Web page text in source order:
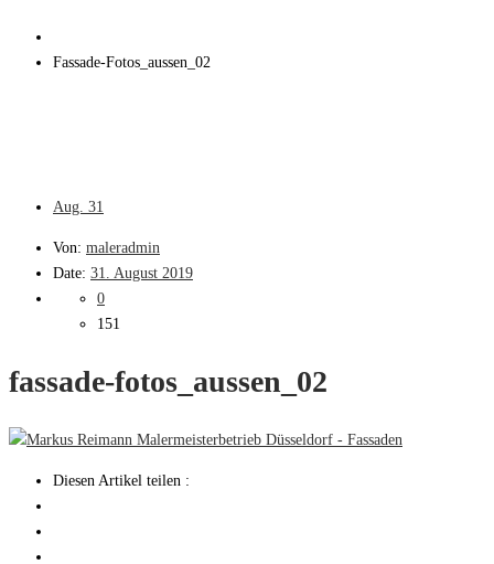
Fassade-Fotos_aussen_02
Aug. 31
Von: maleradmin
Date: 31. August 2019
0
151
fassade-fotos_aussen_02
Diesen Artikel teilen :